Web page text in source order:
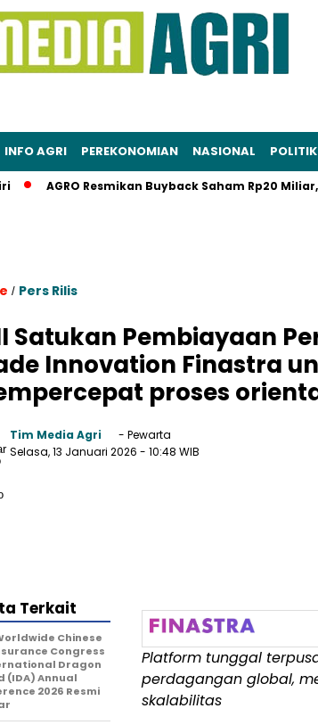
INFO AGRI PEREKONOMIAN NASIONAL POLITIK
AGRO Resmikan Buyback Saham Rp20 Miliar,
/ Pers Rilis
Satukan Pembiayaan
Innovation Finastra
proses
Tim Media Agri
- Pewarta
Selasa, 13 Januari 2026 - 10:48 WIB
Platform tunggal
perdagangan global,
skalabilitas
Terkait
Chinese
Congress
Dragon
(IDA) Annual
2026 Resmi